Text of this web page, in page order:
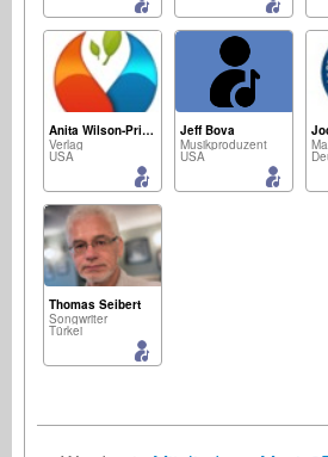
Anita Wilson-Pringle
Verlag
USA
Jeff Bova
Musikproduzent
USA
Thomas Seibert
Songwriter
Türkei